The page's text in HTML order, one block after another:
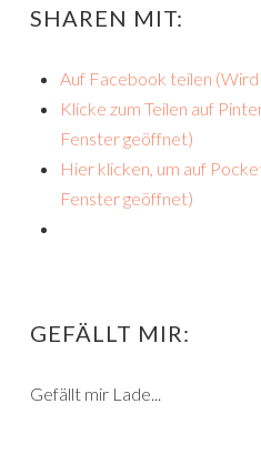
SHAREN MIT:
Auf Facebook teilen
Klicke zum Teilen auf
Fenster geöffnet)
Hier klicken, um auf
Fenster geöffnet)
GEFÄLLT MIR:
Gefällt mir Lade...